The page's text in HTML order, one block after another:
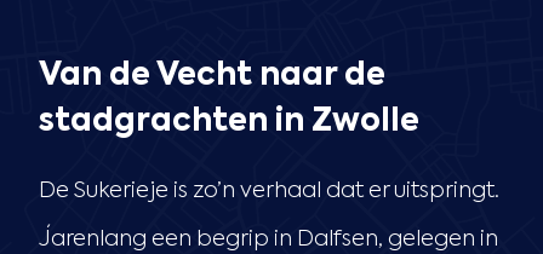
Van de Vecht naar de
stadgrachten in Zwolle
De Sukerieje is zo’n verhaal dat er uitspringt.
Jarenlang een begrip in Dalfsen, gelegen in